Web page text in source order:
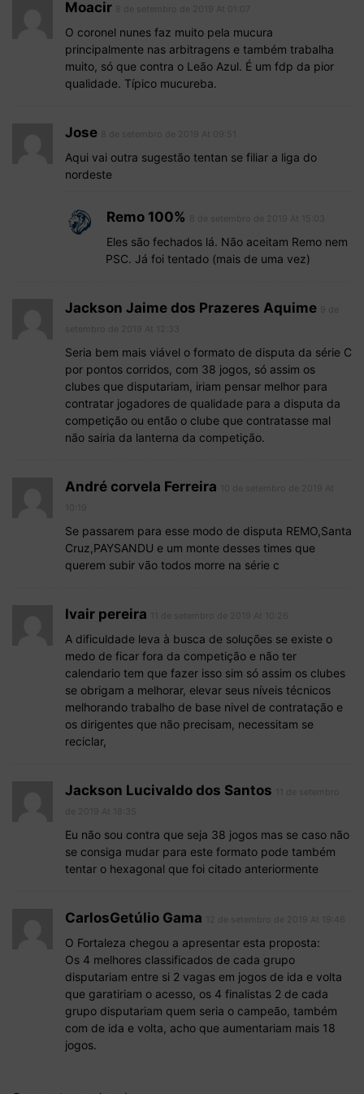
Moacir
O coronel nunes faz muito pela mucura
principalmente nas arbitragens e também trabalha
muito, só que contra o Leão Azul. É um fdp da pior
qualidade. Típico mucureba.
Jose
Aqui vai outra sugestão tentan se filiar a liga do
nordeste
Remo 100%
Eles são fechados lá. Não aceitam Remo nem
PSC. Já foi tentado (mais de uma vez)
Jackson Jaime dos Prazeres Aquime
Seria bem mais viável o formato de disputa da série C
por pontos corridos, com 38 jogos, só assim os
clubes que disputariam, iriam pensar melhor para
contratar jogadores de qualidade para a disputa da
competição ou então o clube que contratasse mal
não sairia da lanterna da competição.
André corvela Ferreira
Se passarem para esse modo de disputa REMO,Santa
Cruz,PAYSANDU e um monte desses times que
querem subir vão todos morre na série c
Ivair pereira
A dificuldade leva à busca de soluções se existe o
medo de ficar fora da competição e não ter
calendario tem que fazer isso sim só assim os clubes
se obrigam a melhorar, elevar seus níveis técnicos
melhorando trabalho de base nivel de contratação e
os dirigentes que não precisam, necessitam se
reciclar,
Jackson Lucivaldo dos Santos
Eu não sou contra que seja 38 jogos mas se caso não
se consiga mudar para este formato pode também
tentar o hexagonal que foi citado anteriormente
CarlosGetúlio Gama
O Fortaleza chegou a apresentar esta proposta:
Os 4 melhores classificados de cada grupo
disputariam entre si 2 vagas em jogos de ida e volta
que garatiriam o acesso, os 4 finalistas 2 de cada
grupo disputariam quem seria o campeão, também
com de ida e volta, acho que aumentariam mais 18
jogos.